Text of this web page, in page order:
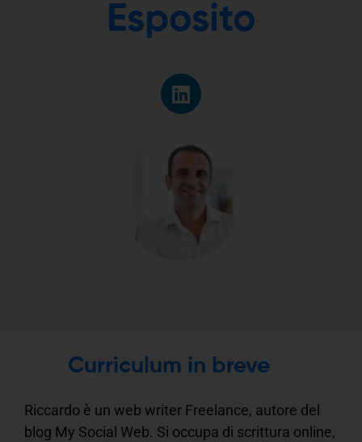
Esposito
Curriculum in breve
Riccardo è un web writer Freelance, autore del
blog My Social Web. Si occupa di scrittura online,